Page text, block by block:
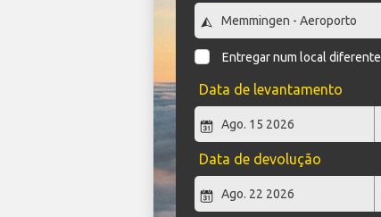
Entregar num local diferente
Data de levantamento
Data de devolução